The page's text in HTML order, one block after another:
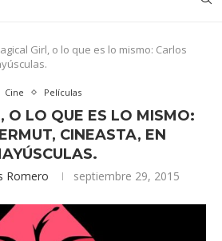
Girl, o lo que es lo mismo: Carlos
Cine Películas
O LO QUE ES LO MISMO:
CINEASTA, EN
Romero septiembre 29, 2015